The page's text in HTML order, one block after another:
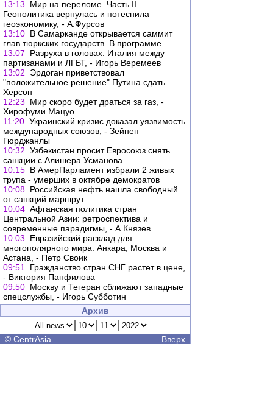
13:13
Мир на переломе. Часть II.
Геополитика вернулась и потеснила
геоэкономику, - А.Фурсов
13:10 В Самарканде открывается саммит
глав тюркских государств. В программе...
13:07
Разруха в головах: Италия между
партизанами и ЛГБТ, - Игорь Веремеев
13:02
Эрдоган приветствовал
"положительное решение" Путина сдать
Херсон
12:23
Мир скоро будет драться за газ, -
Хирофуми Мацуо
11:20 Украинский кризис доказал уязвимость
международных союзов, - Зейнеп
Гюрджанлы
10:32 Узбекистан просит Евросоюз снять
санкции с Алишера Усманова
10:15 В АмерПарламент избрали 2 живых
трупа - умерших в октябре демократов
10:08 Российская нефть нашла свободный
от санкций маршрут
10:04 Афганская политика стран
Центральной Азии: ретроспектива и
современные парадигмы, - А.Князев
10:03
Евразийский расклад для
многополярного мира: Анкара, Москва и
Астана, - Петр Своик
09:51
Гражданство стран СНГ растет в цене,
- Виктория Панфилова
09:50 Москву и Тегеран сближают западные
спецслужбы, - Игорь Субботин
Архив
© CentrAsia Вверх